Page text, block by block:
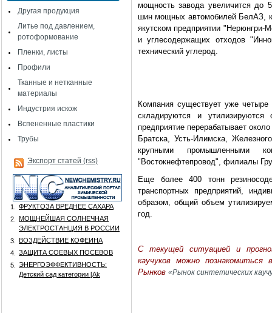
Другая продукция
Литье под давлением,
ротоформование
Пленки, листы
Профили
Тканные и нетканные
материалы
Индустрия искож
Вспененные пластики
Трубы
Экспорт статей (rss)
1.
ФРУКТОЗА ВРЕДНЕЕ САХАРА
2.
МОЩНЕЙШАЯ СОЛНЕЧНАЯ
ЭЛЕКТРОСТАНЦИЯ В РОССИИ
3.
ВОЗДЕЙСТВИЕ КОФЕИНА
4.
ЗАЩИТА СОЕВЫХ ПОСЕВОВ
5.
ЭНЕРГОЭФФЕКТИВНОСТЬ:
Детский сад категории [Аk
мощность завода увеличится до
шин мощных автомобилей БелАЗ,
якутском предприятии "Нерюнгри-
и углесодержащих отходов
технический углерод.
Компания существует уже
складируются и утилизируются
предприятие перерабатывает
Братска, Усть-Илимска,
крупными промышленными
"Востокнефтепровод", филиалы
Еще более 400 тонн
транспортных предприятий,
образом, общий объем
год.
C текущей ситуацией и
каучуков можно
Рынков «Рынок синтетических